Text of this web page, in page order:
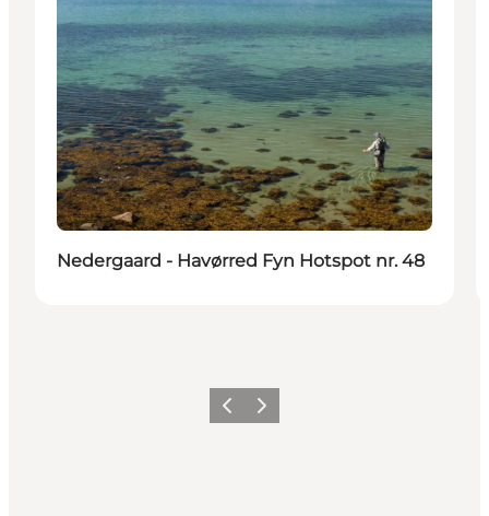
Nedergaard - Havørred Fyn Hotspot nr. 48
ZurückWeiter